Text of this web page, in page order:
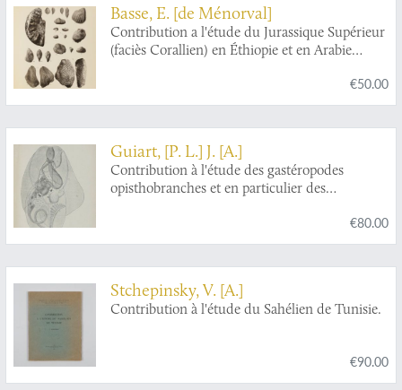
Basse, E. [de Ménorval]
Contribution a l'étude du Jurassique Supérieur
(faciès Corallien) en Éthiopie et en Arabie
€50.00
Guiart, [P. L.] J. [A.]
Contribution à l'étude des gastéropodes
opisthobranches et en particulier des
€80.00
Stchepinsky, V. [A.]
Contribution à l'étude du Sahélien de Tunisie.
€90.00